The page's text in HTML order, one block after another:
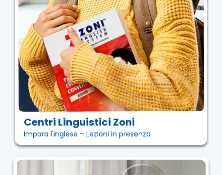
Centri Linguistici Zoni
Impara l'inglese – Lezioni in presenza